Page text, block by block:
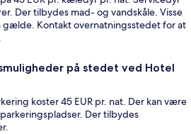
Der tilbydes mad- og vandskåle. Visse
Kontakt overnatningsstedet for at
på stedet ved Hotel
koster 45 EUR pr. nat. Der kan være
Der tilbydes